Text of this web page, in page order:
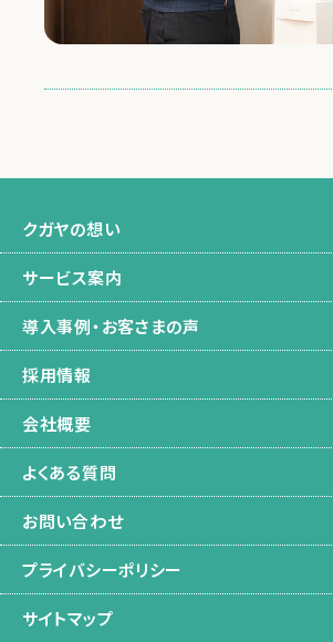
クガヤの想い
サービス案内
導入事例・お客さまの声
採用情報
会社概要
よくある質問
お問い合わせ
プライバシーポリシー
サイトマップ